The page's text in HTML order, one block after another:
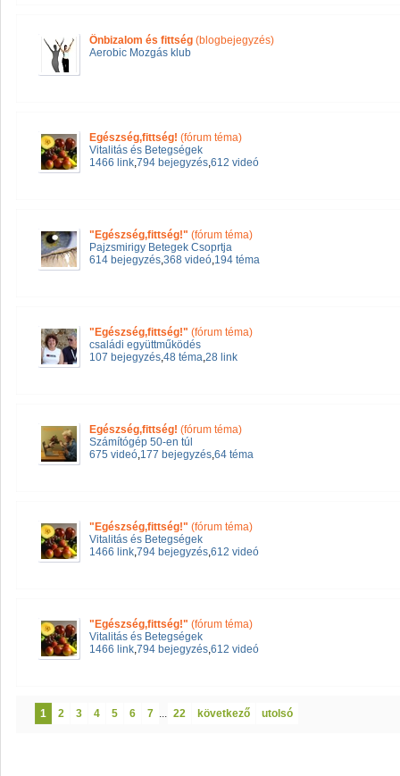
Önbizalom és fittség (blogbejegyzés)
Aerobic Mozgás klub
Egészség,fittség! (fórum téma)
Vitalitás és Betegségek
1466 link,794 bejegyzés,612 videó
"Egészség,fittség!" (fórum téma)
Pajzsmirigy Betegek Csoprtja
614 bejegyzés,368 videó,194 téma
"Egészség,fittség!" (fórum téma)
családi együttműködés
107 bejegyzés,48 téma,28 link
Egészség,fittség! (fórum téma)
Számítógép 50-en túl
675 videó,177 bejegyzés,64 téma
"Egészség,fittség!" (fórum téma)
Vitalitás és Betegségek
1466 link,794 bejegyzés,612 videó
"Egészség,fittség!" (fórum téma)
Vitalitás és Betegségek
1466 link,794 bejegyzés,612 videó
1 2 3 4 5 6 7 ... 22 következő utolsó